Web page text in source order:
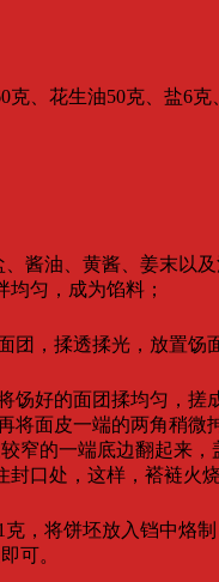
花生油50克、盐6克
酱油、黄酱、姜末以
匀，成为馅料；
团，揉透揉光，放置饧
饧好的面团揉均匀，
面皮一端的两角稍微
的一端底边翻起来，
口处，这样，褡裢火
，将饼坯放入铛中烙
可。